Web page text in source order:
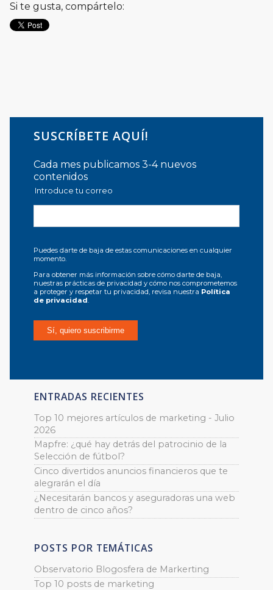
Si te gusta, compártelo:
SUSCRÍBETE AQUÍ!
Cada mes publicamos 3-4 nuevos
contenidos
Introduce tu correo
Puedes darte de baja de estas comunicaciones en cualquier
momento.
Para obtener más información sobre cómo darte de baja,
nuestras prácticas de privacidad y cómo nos comprometemos
a proteger y respetar tu privacidad, revisa nuestra Política
de privacidad
ENTRADAS RECIENTES
Top 10 mejores artículos de marketing - Julio
2026
Mapfre: ¿qué hay detrás del patrocinio de la
Selección de fútbol?
Cinco divertidos anuncios financieros que te
alegrarán el día
¿Necesitarán bancos y aseguradoras una web
dentro de cinco años?
POSTS POR TEMÁTICAS
Observatorio Blogosfera de Markerting
Top 10 posts de marketing